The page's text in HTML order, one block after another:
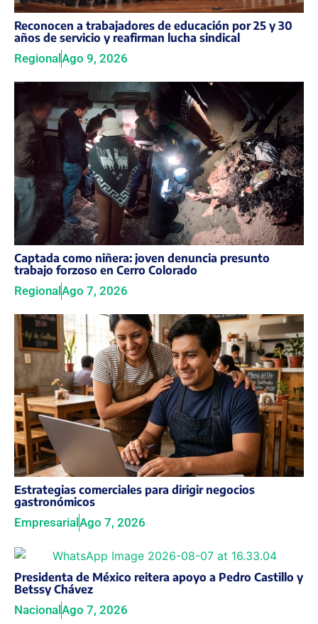
Reconocen a trabajadores de educación por 25 y 30
años de servicio y reafirman lucha sindical
Regional Ago 9, 2026
Captada como niñera: joven denuncia presunto
trabajo forzoso en Cerro Colorado
RegionalAgo 7, 2026
Estrategias comerciales para dirigir negocios
gastronómicos
Empresarial Ago 7, 2026
Presidenta de México reitera apoyo a Pedro Castillo y
Betssy Chávez
NacionalAgo 7, 2026